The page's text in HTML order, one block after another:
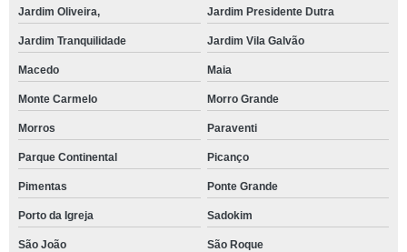
Jardim Oliveira, Jardim Presidente Dutra
Jardim Tranquilidade Jardim Vila Galvão
Macedo Maia
Monte Carmelo Morro Grande
Morros Paraventi
Parque Continental Picanço
Pimentas Ponte Grande
Porto da Igreja Sadokim
São João São Roque